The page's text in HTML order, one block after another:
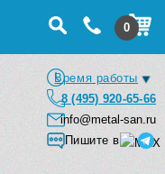
0
Время работы
8 (495) 920-65-66
info@metal-san.ru
Пишите в